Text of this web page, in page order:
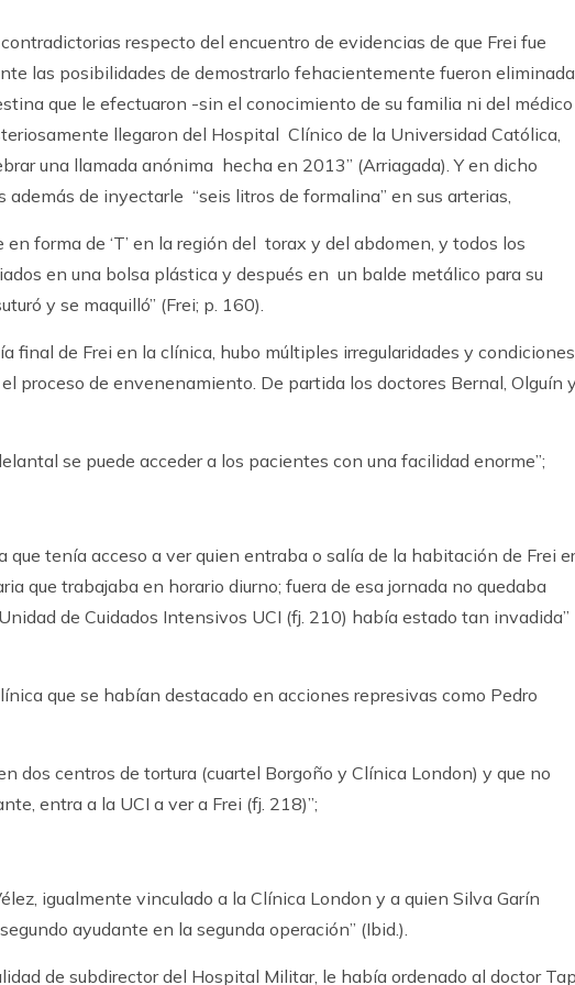
respecto del encuentro de evidencias de que Frei fue
las posibilidades de demostrarlo fehacientemente fueron
que le efectuaron -sin el conocimiento de su familia ni del médico
llegaron del Hospital Clínico de la Universidad Católica,
una llamada anónima hecha en 2013” (Arriagada). Y en dicho
de inyectarle “seis litros de formalina” en sus arterias,
en forma de ‘T’ en la región del torax y del abdomen, y todos los
en una bolsa plástica y después en un balde metálico para su
y se maquilló” (Frei; p. 160).
final de Frei en la clínica, hubo múltiples irregularidades y condiciones
proceso de envenenamiento. De partida los doctores Bernal, Olguín
se puede acceder a los pacientes con una facilidad enorme”;
que tenía acceso a ver quien entraba o salía de la habitación de Frei
que trabajaba en horario diurno; fuera de esa jornada no quedaba
de Cuidados Intensivos UCI (fj. 210) había estado tan invadida”
que se habían destacado en acciones represivas como Pedro
dos centros de tortura (cuartel Borgoño y Clínica London) y que no
entra a la UCI a ver a Frei (fj. 218)”;
igualmente vinculado a la Clínica London y a quien Silva Garín
ayudante en la segunda operación” (Ibid.).
de subdirector del Hospital Militar, le había ordenado al doctor